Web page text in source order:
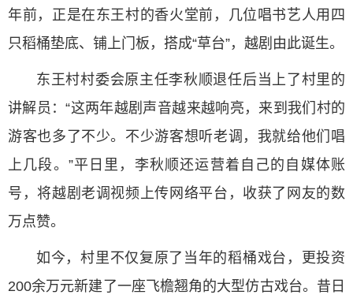
年前，正是在东王村的香火堂前，几位唱书艺人用四
只稻桶垫底、铺上门板，搭成“草台”，越剧由此诞生。
东王村村委会原主任李秋顺退任后当上了村里的
讲解员：“这两年越剧声音越来越响亮，来到我们村的
游客也多了不少。不少游客想听老调，我就给他们唱
上几段。”平日里，李秋顺还运营着自己的自媒体账
号，将越剧老调视频上传网络平台，收获了网友的数
万点赞。
如今，村里不仅复原了当年的稻桶戏台，更投资
200余万元新建了一座飞檐翘角的大型仿古戏台。昔日